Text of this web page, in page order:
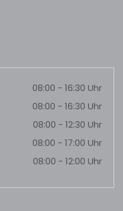
08:00 - 16:30 Uhr
08:00 - 16:30 Uhr
08:00 - 12:30 Uhr
08:00 - 17:00 Uhr
08:00 - 12:00 Uhr